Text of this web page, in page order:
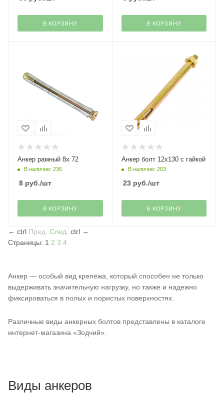
В КОРЗИНУ В КОРЗИНУ
Анкер рамный 8х 72
В наличии: 236
8 руб./шт
В КОРЗИНУ
Анкер болт 12х130 с гайкой
В наличии: 203
23руб./шт
В КОРЗИНУ
← ctrl Пред. След. ctrl →
Страницы: 1 2 3 4
Анкер — особый вид крепежа, который способен не только
выдерживать значительную нагрузку, но также и надежно
фиксироваться в полых и пористых поверхностях.
Различные виды анкерных болтов представлены в каталоге
интернет-магазина «Зодчий».
Виды анкеров